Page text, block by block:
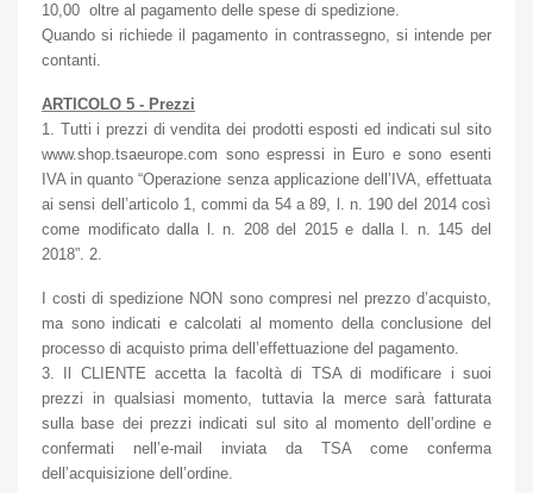
10,00 oltre al pagamento delle spese di spedizione.
Quando si richiede il pagamento in contrassegno, si intende per
contanti.
ARTICOLO 5 - Prezzi
1. Tutti i prezzi di vendita dei prodotti esposti ed indicati sul sito
www.shop.tsaeurope.com sono espressi in Euro e sono esenti
IVA in quanto “Operazione senza applicazione dell’IVA, effettuata
ai sensi dell’articolo 1, commi da 54 a 89, l. n. 190 del 2014 così
come modificato dalla l. n. 208 del 2015 e dalla l. n. 145 del
2018”. 2.
I costi di spedizione NON sono compresi nel prezzo d’acquisto,
ma sono indicati e calcolati al momento della conclusione del
processo di acquisto prima dell’effettuazione del pagamento.
3. Il CLIENTE accetta la facoltà di TSA di modificare i suoi
prezzi in qualsiasi momento, tuttavia la merce sarà fatturata
sulla base dei prezzi indicati sul sito al momento dell’ordine e
confermati nell’e-mail inviata da TSA come conferma
dell’acquisizione dell’ordine.